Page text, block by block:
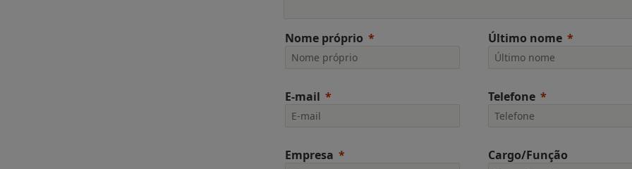
Nome próprio Último nome
E-mail Telefone
Empresa Cargo/Função